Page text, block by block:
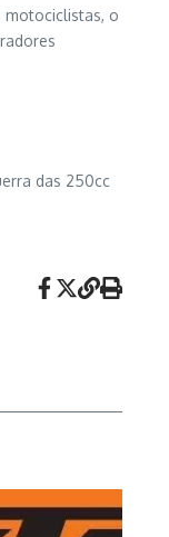
motociclistas, o
das 250cc